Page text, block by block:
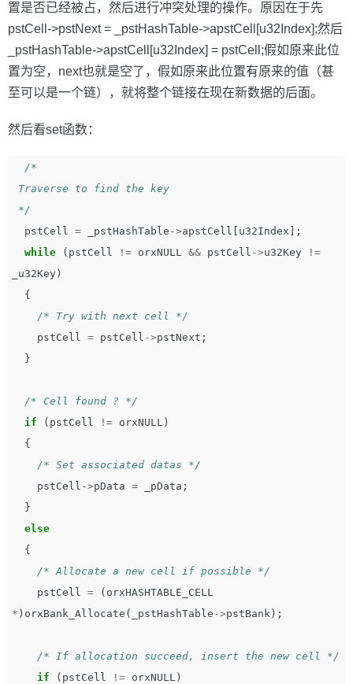
置是否已经被占，然后进行冲突处理的操作。原因在于先
pstCell->pstNext = _pstHashTable->apstCell[u32Index];然后
_pstHashTable->apstCell[u32Index] = pstCell;假如原来此位
置为空，next也就是空了，假如原来此位置有原来的值（甚
至可以是一个链），就将整个链接在现在新数据的后面。
然后看set函数：
/*
*/
pstCell = _pstHashTable ->apstCell u32Index ];
while
( pstCell != orxNULL && pstCell ->u32Key
!=
_u32Key )
{
/* Try with next cell */
pstCell = pstCell ->pstNext ;
}
/* Cell found ? */
if
( pstCell != orxNULL )
{
/* Set associated datas */
pstCell ->pData = _pData ;
}
else
{
/* Allocate a new cell if possible */
pstCell = ( orxHASHTABLE_CELL
* ) orxBank_Allocate ( _pstHashTable ->pstBank );
/* If allocation succeed, insert the new cell */
if
( pstCell != orxNULL )